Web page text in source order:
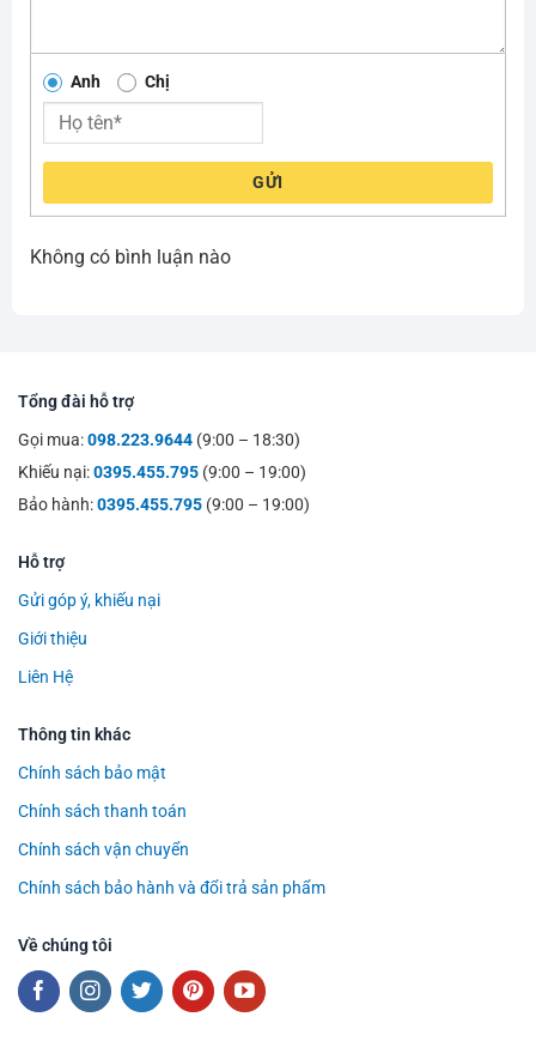
Anh Chị
GỬI
Không có bình luận nào
Tổng đài hỗ trợ
Gọi mua:098.223.9644 (9:00 – 18:30)
Khiếu nại:0395.455.795 (9:00 – 19:00)
Bảo hành:0395.455.795 (9:00 – 19:00)
Hỗ trợ
Gửi góp ý, khiếu nại
Giới thiệu
Liên Hệ
Thông tin khác
Chính sách bảo mật
Chính sách thanh toán
Chính sách vận chuyển
Chính sách bảo hành và đổi trả sản phẩm
Về chúng tôi